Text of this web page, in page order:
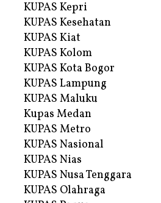
KUPAS Kepri
KUPAS Kesehatan
KUPAS Kiat
KUPAS Kolom
KUPAS Kota Bogor
KUPAS Lampung
KUPAS Maluku
Kupas Medan
KUPAS Metro
KUPAS Nasional
KUPAS Nias
KUPAS Nusa Tenggara
KUPAS Olahraga